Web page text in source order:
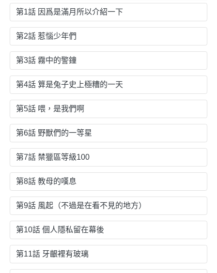
第1話 因爲是滿月所以介紹一下
第2話 惹惱少年們
第3話 霧中的警鐘
第4話 算是兔子史上極糟的一天
第5話 喂，是我們啊
第6話 野獸們的一等星
第7話 禁獵區等級100
第8話 教母的嘆息
第9話 風起（不過是在看不見的地方）
第10話 個人隱私留在幕後
第11話 牙齦裡有玻璃